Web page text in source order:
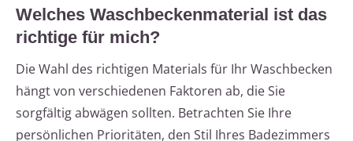
Welches Waschbeckenmaterial ist das
richtige für mich?
Die Wahl des richtigen Materials für Ihr Waschbecken
hängt von verschiedenen Faktoren ab, die Sie
sorgfältig abwägen sollten. Betrachten Sie Ihre
persönlichen Prioritäten, den Stil Ihres Badezimmers